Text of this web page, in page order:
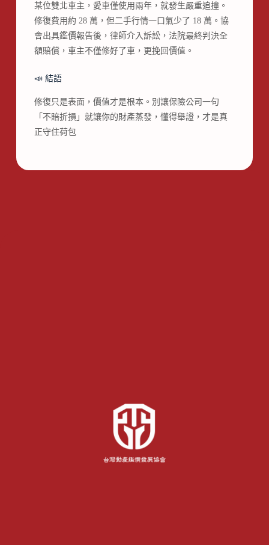
某位雙北車主，愛車僅使用兩年，就發生嚴重追撞。
修復費用約 28 萬，但二手行情一口氣少了 18 萬。協
會出具鑑價報告後，律師介入訴訟，法院最終判決全
額賠償，車主不僅修好了車，更挽回價值。
📣 結語
修復只是表面，價值才是根本。別讓保險公司一句
「不賠折損」就讓你的財產蒸發，懂得舉證，才是真
正守住荷包